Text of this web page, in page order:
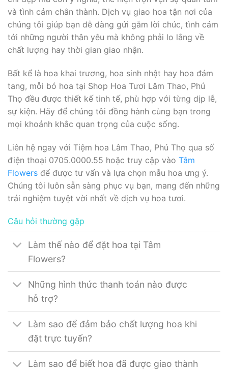
và tình cảm chân thành. Dịch vụ giao hoa tận nơi của
chúng tôi giúp bạn dễ dàng gửi gắm lời chúc, tình cảm
tới những người thân yêu mà không phải lo lắng về
chất lượng hay thời gian giao nhận.
Bất kể là hoa khai trương, hoa sinh nhật hay hoa đám
tang, mỗi bó hoa tại Shop Hoa Tươi Lâm Thao, Phú
Thọ đều được thiết kế tinh tế, phù hợp với từng dịp lễ,
sự kiện. Hãy để chúng tôi đồng hành cùng bạn trong
mọi khoảnh khắc quan trọng của cuộc sống.
Liên hệ ngay với Tiệm hoa Lâm Thao, Phú Thọ qua số
điện thoại 0705.0000.55 hoặc truy cập vào Tâm
Flowers để được tư vấn và lựa chọn mẫu hoa ưng ý.
Chúng tôi luôn sẵn sàng phục vụ bạn, mang đến những
trải nghiệm tuyệt vời nhất về dịch vụ hoa tươi.
Câu hỏi thường gặp
Làm thế nào để đặt hoa tại Tâm
Flowers?
Những hình thức thanh toán nào được
hỗ trợ?
Làm sao để đảm bảo chất lượng hoa khi
đặt trực tuyến?
Làm sao để biết hoa đã được giao thành